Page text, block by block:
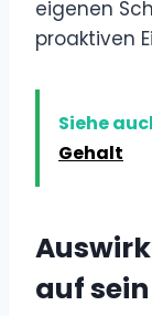
eigenen
proaktiven
Siehe
Gehalt
auf